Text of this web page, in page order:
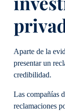
Aparte de la
presentar un
credibilidad.
Las compañías
reclamaciones